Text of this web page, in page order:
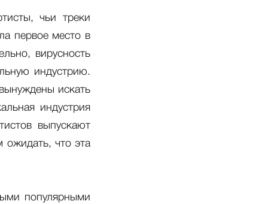
чьи треки
первое место в
вирусность
индустрию.
искать
индустрия
выпускают
ожидать, что эта
популярными